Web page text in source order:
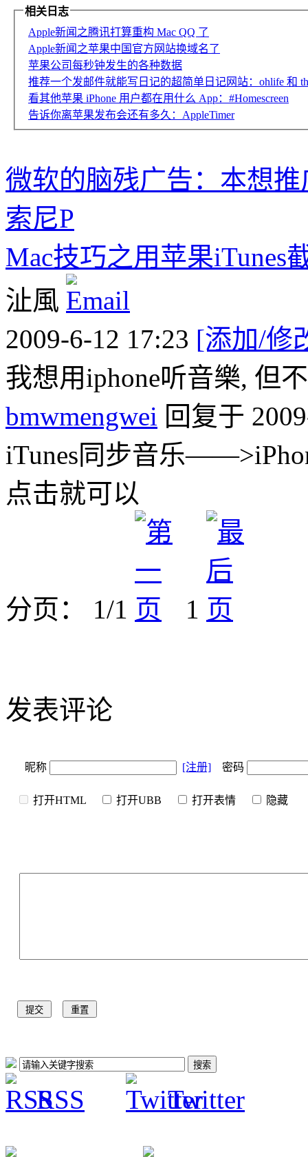
相关日志
Apple新闻之腾讯打算重构 Mac QQ 了
Apple新闻之苹果中国官方网站换域名了
苹果公司每秒钟发生的各种数据
推荐一个发邮件就能写日记的超简单日记网站：ohlife 和
看其他苹果 iPhone 用户都在用什么 App：#Homescreen
告诉你离苹果发布会还有多久：AppleTimer
微软的脑残广告：本想
索尼P
Mac技巧之用苹果iTunes
沚風
2009-6-12 17:23 [添加/修
我想用iphone听音樂, 但
bmwmengwei 回复于
iTunes同步音乐
点击就可以
分页： 1/1 1
发表评论
昵称 [注册] 密码
打开HTML 打开UBB 打开表情 隐
RSS Twitter